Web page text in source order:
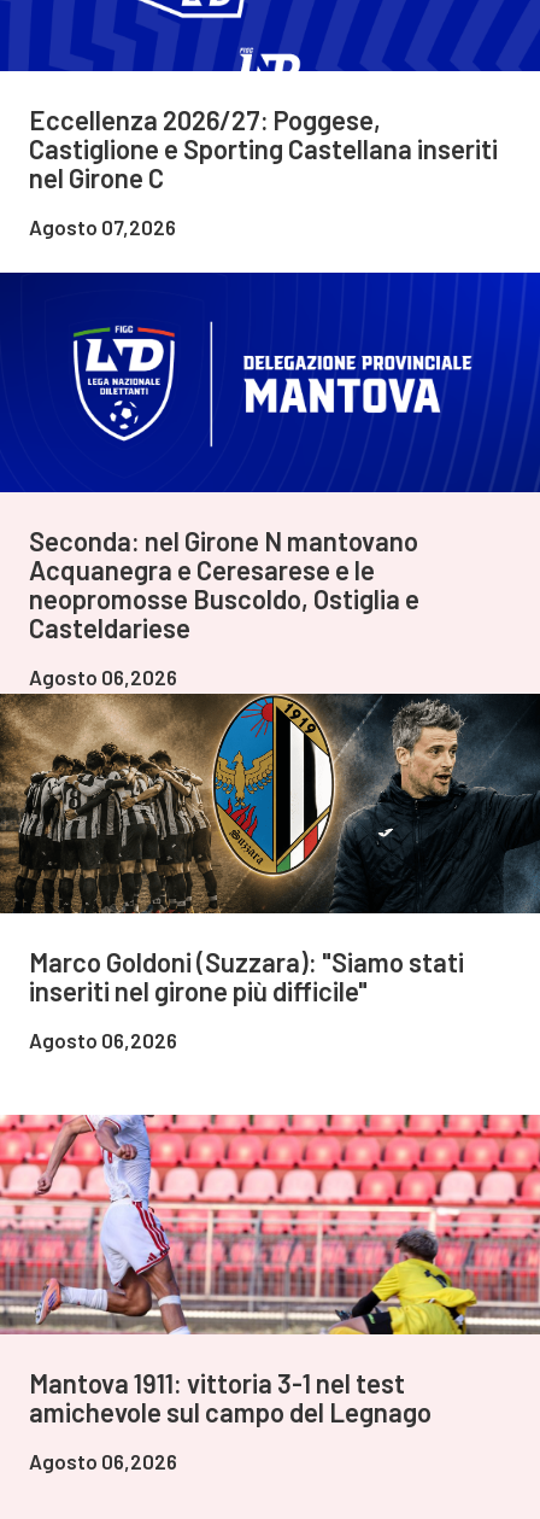
Eccellenza 2026/27: Poggese,
Castiglione e Sporting Castellana inseriti
nel Girone C
Agosto 07,2026
Seconda: nel Girone N mantovano
Acquanegra e Ceresarese e le
neopromosse Buscoldo, Ostiglia e
Casteldariese
Agosto 06,2026
Marco Goldoni (Suzzara): "Siamo stati
inseriti nel girone più difficile"
Agosto 06,2026
Mantova 1911: vittoria 3-1 nel test
amichevole sul campo del Legnago
Agosto 06,2026